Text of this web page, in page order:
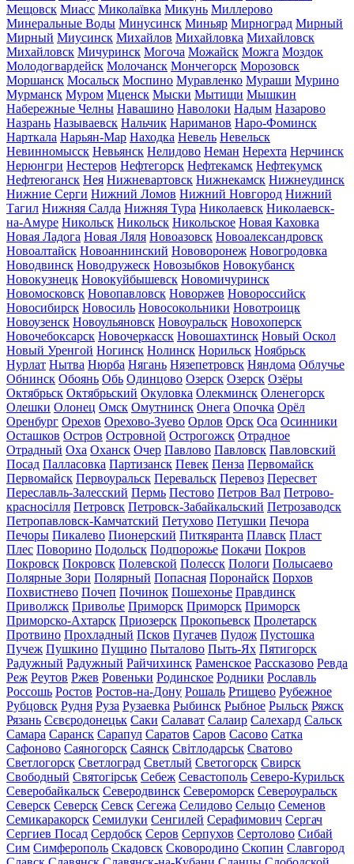
Мещовск Миасс Миколаївка Микунь Миллерово
Минеральные Воды Минусинск Миньяр Мирноград Мирный
Мирный Миусинск Михайлов Михайловка Михайловск
Михайловск Мичуринск Могоча Можайск Можга Моздок
Молодогвардейск Молочанск Мончегорск Морозовск
Моршанск Мосальск Моспино Муравленко Мураши Мурино
Мурманск Муром Мценск Мыски Мытищи Мышкин
Набережные Челны Навашино Наволоки Надым Назарово
Назрань Называевск Нальчик Нариманов Наро-Фоминск
Нарткала Нарьян-Мар Находка Невель Невельск
Невинномысск Невьянск Нелидово Неман Нерехта Нерчинск
Нерюнгри Нестеров Нефтегорск Нефтекамск Нефтекумск
Нефтеюганск Нея Нижневартовск Нижнекамск Нижнеудинск
Нижние Серги Нижний Ломов Нижний Новгород Нижний
Тагил Нижняя Салда Нижняя Тура Николаевск Николаевск-
на-Амуре Никольск Никольск Никольское Новая Каховка
Новая Ладога Новая Ляля Новоазовск Новоалександровск
Новоалтайск Новоаннинский Нововоронеж Новогродовка
Новодвинск Новодружеск Новозыбков Новокубанск
Новокузнецк Новокуйбышевск Новомичуринск
Новомосковск Новопавловск Новоржев Новороссийск
Новосибирск Новосиль Новосокольники Новотроицк
Новоузенск Новоульяновск Новоуральск Новохоперск
Новочебоксарск Новочеркасск Новошахтинск Новый Оскол
Новый Уренгой Ногинск Нолинск Норильск Ноябрьск
Нурлат Нытва Нюрба Нягань Нязепетровск Няндома Облучье
Обнинск Обоянь Обь Одинцово Озерск Озерск Озёры
Октябрьск Октябрьский Окуловка Олекминск Оленегорск
Олешки Олонец Омск Омутнинск Онега Опочка Орёл
Оренбург Орехов Орехово-Зуево Орлов Орск Оса Осинники
Осташков Остров Островной Острогожск Отрадное
Отрадный Оха Оханск Очер Павлово Павловск Павловский
Посад Палласовка Партизанск Певек Пенза Первомайск
Первомайск Первоуральск Перевальск Перевоз Пересвет
Переславль-Залесский Пермь Пестово Петров Вал Петрово-
красносілля Петровск Петровск-Забайкальский Петрозаводск
Петропавловск-Камчатский Петухово Петушки Печора
Печоры Пикалево Пионерский Питкяранта Плавск Пласт
Плес Поворино Подольск Подпорожье Покачи Покров
Покровск Покровск Полевской Полесск Пологи Полысаево
Полярные Зори Полярный Попасная Поронайск Порхов
Похвистнево Почеп Починок Пошехонье Правдинск
Приволжск Приволье Приморск Приморск Приморск
Приморско-Ахтарск Приозерск Прокопьевск Пролетарск
Протвино Прохладный Псков Пугачев Пудож Пустошка
Пучеж Пушкино Пущино Пыталово Пыть-Ях Пятигорск
Радужный Радужный Райчихинск Раменское Рассказово Ревда
Реж Реутов Ржев Ровеньки Родинское Родники Рославль
Россошь Ростов Ростов-на-Дону Рошаль Ртищево Рубежное
Рубцовск Рудня Руза Рузаевка Рыбинск Рыбное Рыльск Ряжск
Рязань Сєвєродонецьк Саки Салават Салаир Салехард Сальск
Самара Саранск Сарапул Саратов Саров Сасово Сатка
Сафоново Саяногорск Саянск Світлодарськ Сватово
Светлогорск Светлоград Светлый Светогорск Свирск
Свободный Святогірськ Себеж Севастополь Северо-Курильск
Северобайкальск Северодвинск Североморск Североуральск
Северск Северск Севск Сегежа Селидово Сельцо Семенов
Семикаракорск Семилуки Сенгилей Серафимович Сергач
Сергиев Посад Сердобск Серов Серпухов Сертолово Сибай
Сим Симферополь Скадовск Сковородино Скопин Славгород